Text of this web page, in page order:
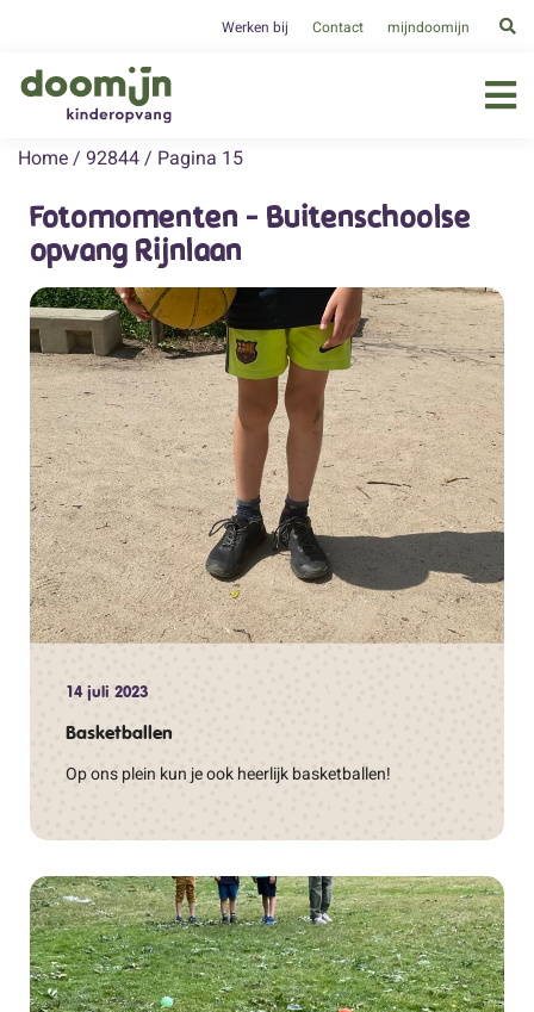
Werken bij Contact mijndoomijn
Home / 92844 / Pagina 15
Fotomomenten - Buitenschoolse
opvang Rijnlaan
14 juli 2023
Basketballen
Op ons plein kun je ook heerlijk basketballen!